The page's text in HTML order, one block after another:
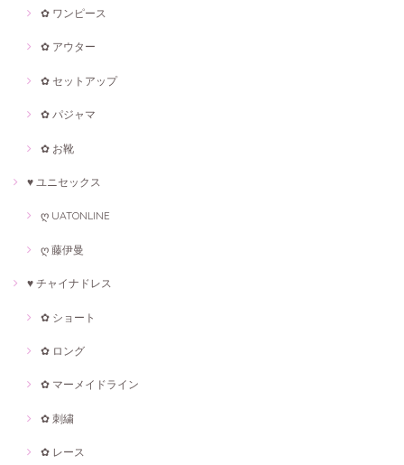
✿ ワンピース
✿ アウター
✿ セットアップ
✿ パジャマ
✿ お靴
♥ ユニセックス
ღ UATONLINE
ღ 藤伊曼
♥ チャイナドレス
✿ ショート
✿ ロング
✿ マーメイドライン
✿ 刺繍
✿ レース